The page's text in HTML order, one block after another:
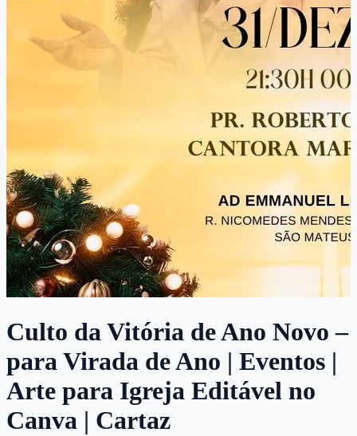
Culto da Vitória de Ano Novo –
para Virada de Ano | Eventos |
Arte para Igreja Editável no
Canva | Cartaz